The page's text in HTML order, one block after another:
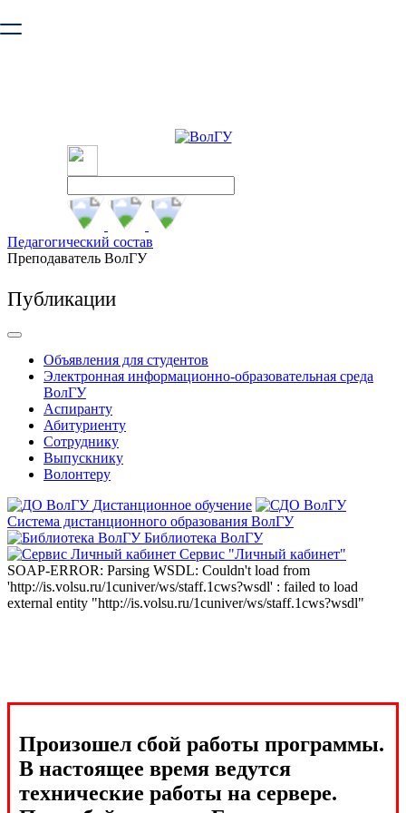
безопасную работу с сайтом. Пожалуйста
Педагогический состав
Преподаватель ВолГУ
Публикации
Объявления для студентов
Электронная информационно-образовательная среда
ВолГУ
Аспиранту
Абитуриенту
Сотруднику
Выпускнику
Волонтеру
Дистанционное обучение
Система дистанционного образования ВолГУ
Библиотека ВолГУ
Сервис "Личный кабинет"
SOAP-ERROR: Parsing WSDL: Couldn't load from
'http://is.volsu.ru/1cuniver/ws/staff.1cws?wsdl' : failed to load
external entity "http://is.volsu.ru/1cuniver/ws/staff.1cws?wsdl"
Произошел сбой работы программы.
В настоящее время ведутся
технические работы на сервере.